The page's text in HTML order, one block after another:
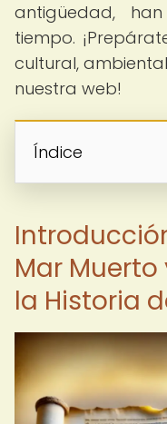
antigüedad,
tiempo.
cultural,
nuestra web!
Índice
Mar
la Historia